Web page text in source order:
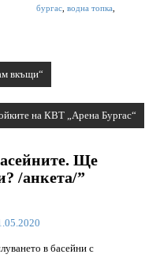
бургас ,водна топка
вкъщи“
на КВТ „Арена Бургас“
Ще
/анкета/”
в басейни с